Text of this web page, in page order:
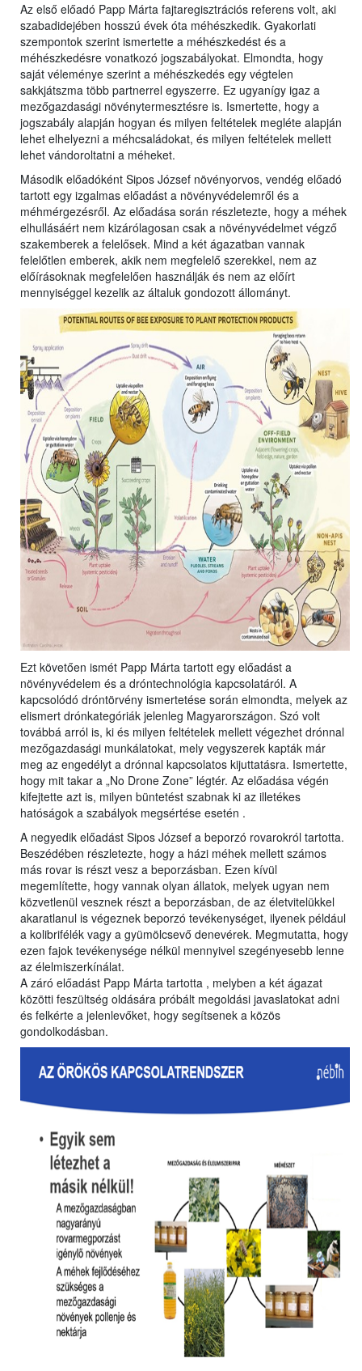
Az első előadó Papp Márta fajtaregisztrációs referens volt, aki
szabadidejében hosszú évek óta méhészkedik. Gyakorlati
szempontok szerint ismertette a méhészkedést és a
méhészkedésre vonatkozó jogszabályokat. Elmondta, hogy
saját véleménye szerint a méhészkedés egy végtelen
sakkjátszma több partnerrel egyszerre. Ez ugyanígy igaz a
mezőgazdasági növénytermesztésre is. Ismertette, hogy a
jogszabály alapján hogyan és milyen feltételek megléte alapján
lehet elhelyezni a méhcsaládokat, és milyen feltételek mellett
lehet vándoroltatni a méheket.
Második előadóként Sipos József növényorvos, vendég előadó
tartott egy izgalmas előadást a növényvédelemről és a
méhmérgezésről. Az előadása során részletezte, hogy a méhek
elhullásáért nem kizárólagosan csak a növényvédelmet végző
szakemberek a felelősek. Mind a két ágazatban vannak
felelőtlen emberek, akik nem megfelelő szerekkel, nem az
előírásoknak megfelelően használják és nem az előírt
mennyiséggel kezelik az általuk gondozott állományt.
Ezt követően ismét Papp Márta tartott egy előadást a
növényvédelem és a dróntechnológia kapcsolatáról. A
kapcsolódó dróntörvény ismertetése során elmondta, melyek az
elismert drónkategóriák jelenleg Magyarországon. Szó volt
továbbá arról is, ki és milyen feltételek mellett végezhet drónnal
mezőgazdasági munkálatokat, mely vegyszerek kapták már
meg az engedélyt a drónnal kapcsolatos kijuttatásra. Ismertette,
hogy mit takar a „No Drone Zone” légtér. Az előadása végén
kifejtette azt is, milyen büntetést szabnak ki az illetékes
hatóságok a szabályok megsértése esetén .
A negyedik előadást Sipos József a beporzó rovarokról tartotta.
Beszédében részletezte, hogy a házi méhek mellett számos
más rovar is részt vesz a beporzásban. Ezen kívül
megemlítette, hogy vannak olyan állatok, melyek ugyan nem
közvetlenül vesznek részt a beporzásban, de az életvitelükkel
akaratlanul is végeznek beporzó tevékenységet, ilyenek például
a kolibrifélék vagy a gyümölcsevő denevérek. Megmutatta, hogy
ezen fajok tevékenysége nélkül mennyivel szegényesebb lenne
az élelmiszerkínálat.
A záró előadást Papp Márta tartotta , melyben a két ágazat
közötti feszültség oldására próbált megoldási javaslatokat adni
és felkérte a jelenlevőket, hogy segítsenek a közös
gondolkodásban.